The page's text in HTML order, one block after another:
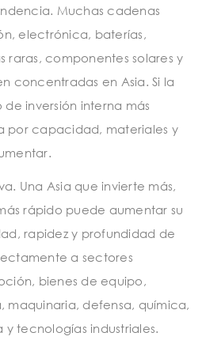
Muchas cadenas
electrónica, baterías,
raras, componentes solares y
concentradas en Asia. Si la
inversión interna más
por capacidad, materiales y
Una Asia que invierte más,
rápido puede aumentar su
rapidez y profundidad de
a sectores
bienes de equipo,
maquinaria, defensa, química,
tecnologías industriales.